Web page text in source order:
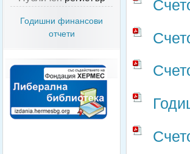
Годишни финансови
отчети